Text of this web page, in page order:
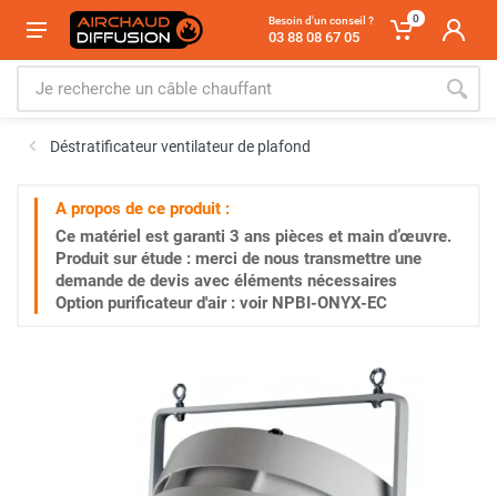
Besoin d'un conseil ?
03 88 08 67 05
0
Déstratificateur ventilateur de plafond
A propos de ce produit :
Ce matériel est garanti 3 ans pièces et main d’œuvre.
Produit sur étude : merci de nous transmettre une
demande de devis avec éléments nécessaires
Option purificateur d'air : voir NPBI-ONYX-EC